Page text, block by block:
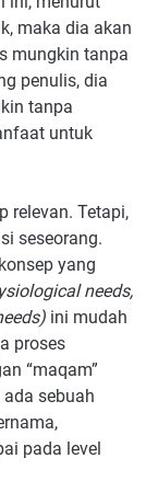
maka dia akan
mungkin tanpa
penulis, dia
tanpa
untuk
relevan. Tetapi,
seseorang.
yang
needs,
ini mudah
proses
“maqam”
sebuah
pada level